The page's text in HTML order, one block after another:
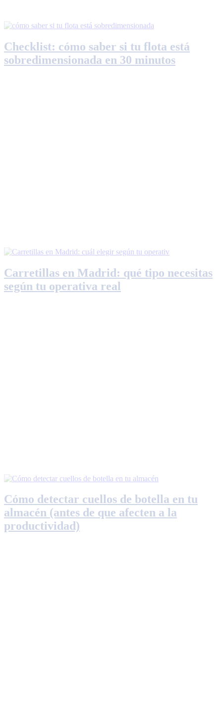
Checklist: cómo saber si tu flota está
sobredimensionada en 30 minutos
Carretillas en Madrid: qué tipo necesitas
según tu operativa real
Cómo detectar cuellos de botella en tu
almacén (antes de que afecten a la
productividad)